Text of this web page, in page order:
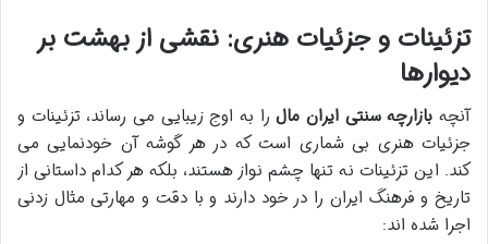
تزئینات و جزئیات هنری: نقشی از بهشت بر
دیوارها
آنچه بازارچه سنتی ایران مالرا به اوج زیبایی می رساند، تزئینات و
جزئیات هنری بی شماری است که در هر گوشه آن خودنمایی می
کند. این تزئینات نه تنها چشم نواز هستند، بلکه هر کدام داستانی از
تاریخ و فرهنگ ایران را در خود دارند و با دقت و مهارتی مثال زدنی
اجرا شده اند: